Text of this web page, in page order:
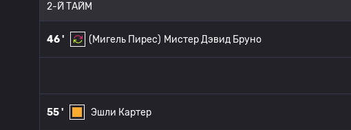
2-Й ТАЙМ
46 ' (Мигель Пирес) Мистер Дэвид Бруно
55 ' Эшли Картер